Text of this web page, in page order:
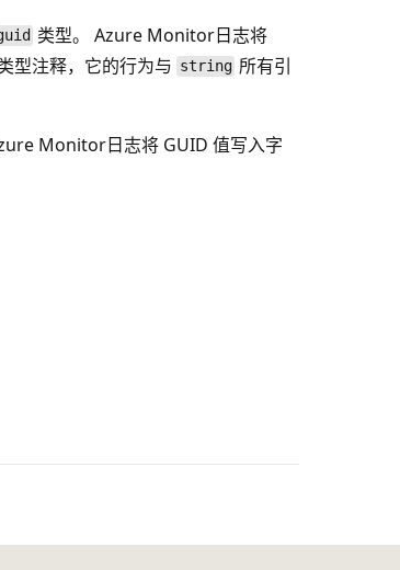
类型。 Azure Monitor日志将
型注释，它的行为与 string 所有引
Monitor日志将 GUID 值写入字